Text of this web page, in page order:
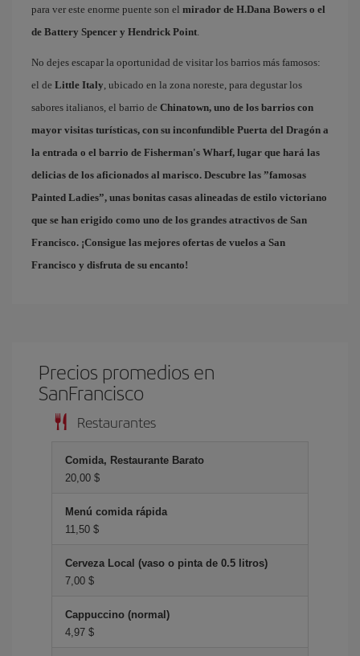
para ver este enorme puente son el mirador de H.Dana Bowers o el
de Battery Spencer y Hendrick Point.
No dejes escapar la oportunidad de visitar los barrios más famosos:
el de Little Italy, ubicado en la zona noreste, para degustar los
sabores italianos, el barrio de Chinatown, uno de los barrios con
mayor visitas turísticas, con su inconfundible Puerta del Dragón a
la entrada o el barrio de Fisherman's Wharf, lugar que hará las
delicias de los aficionados al marisco. Descubre las ”famosas
Painted Ladies”, unas bonitas casas alineadas de estilo victoriano
que se han erigido como uno de los grandes atractivos de San
Francisco. ¡Consigue las mejores ofertas de vuelos a San
Francisco y disfruta de su encanto!
Precios promedios en
SanFrancisco
Restaurantes
Comida, Restaurante Barato
20,00 $
Menú comida rápida
11,50 $
Cerveza Local (vaso o pinta de 0.5 litros)
7,00 $
Cappuccino (normal)
4,97 $